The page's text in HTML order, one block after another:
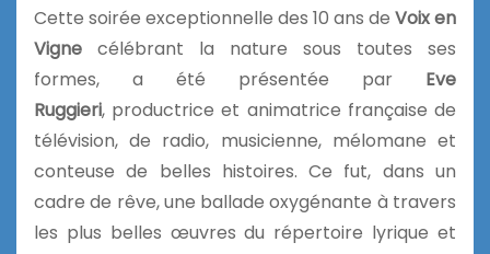
Cette soirée exceptionnelle des 10 ans de Voix en
Vigne célébrant la nature sous toutes ses
formes, a été présentée par Eve
Ruggieri, productrice et animatrice française de
télévision, de radio, musicienne, mélomane et
conteuse de belles histoires. Ce fut, dans un
cadre de rêve, une ballade oxygénante à travers
les plus belles œuvres du répertoire lyrique et